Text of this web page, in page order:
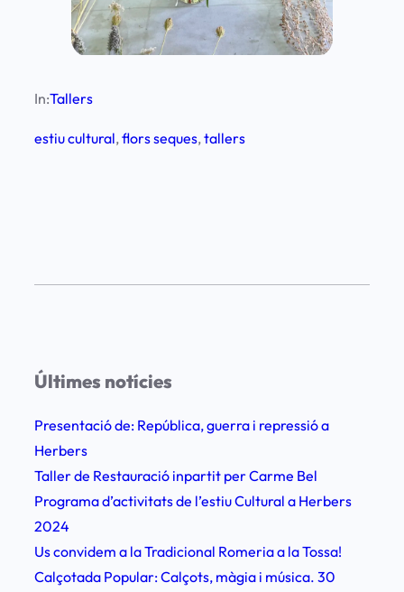
In:Tallers
estiu cultural, flors seques, tallers
Últimes notícies
Presentació de: República, guerra i repressió a
Herbers
Taller de Restauració inpartit per Carme Bel
Programa d’activitats de l’estiu Cultural a Herbers
2024
Us convidem a la Tradicional Romeria a la Tossa!
Calçotada Popular: Calçots, màgia i música. 30